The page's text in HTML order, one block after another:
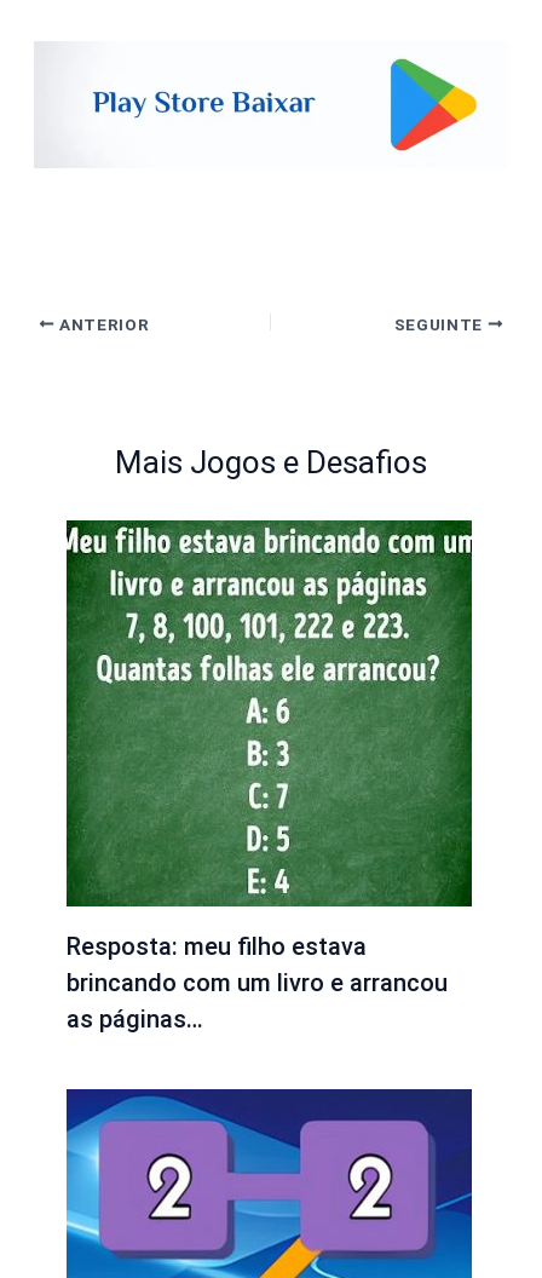
ANTERIOR SEGUINTE
Mais Jogos e Desafios
Resposta: meu filho estava
brincando com um livro e arrancou
as páginas…